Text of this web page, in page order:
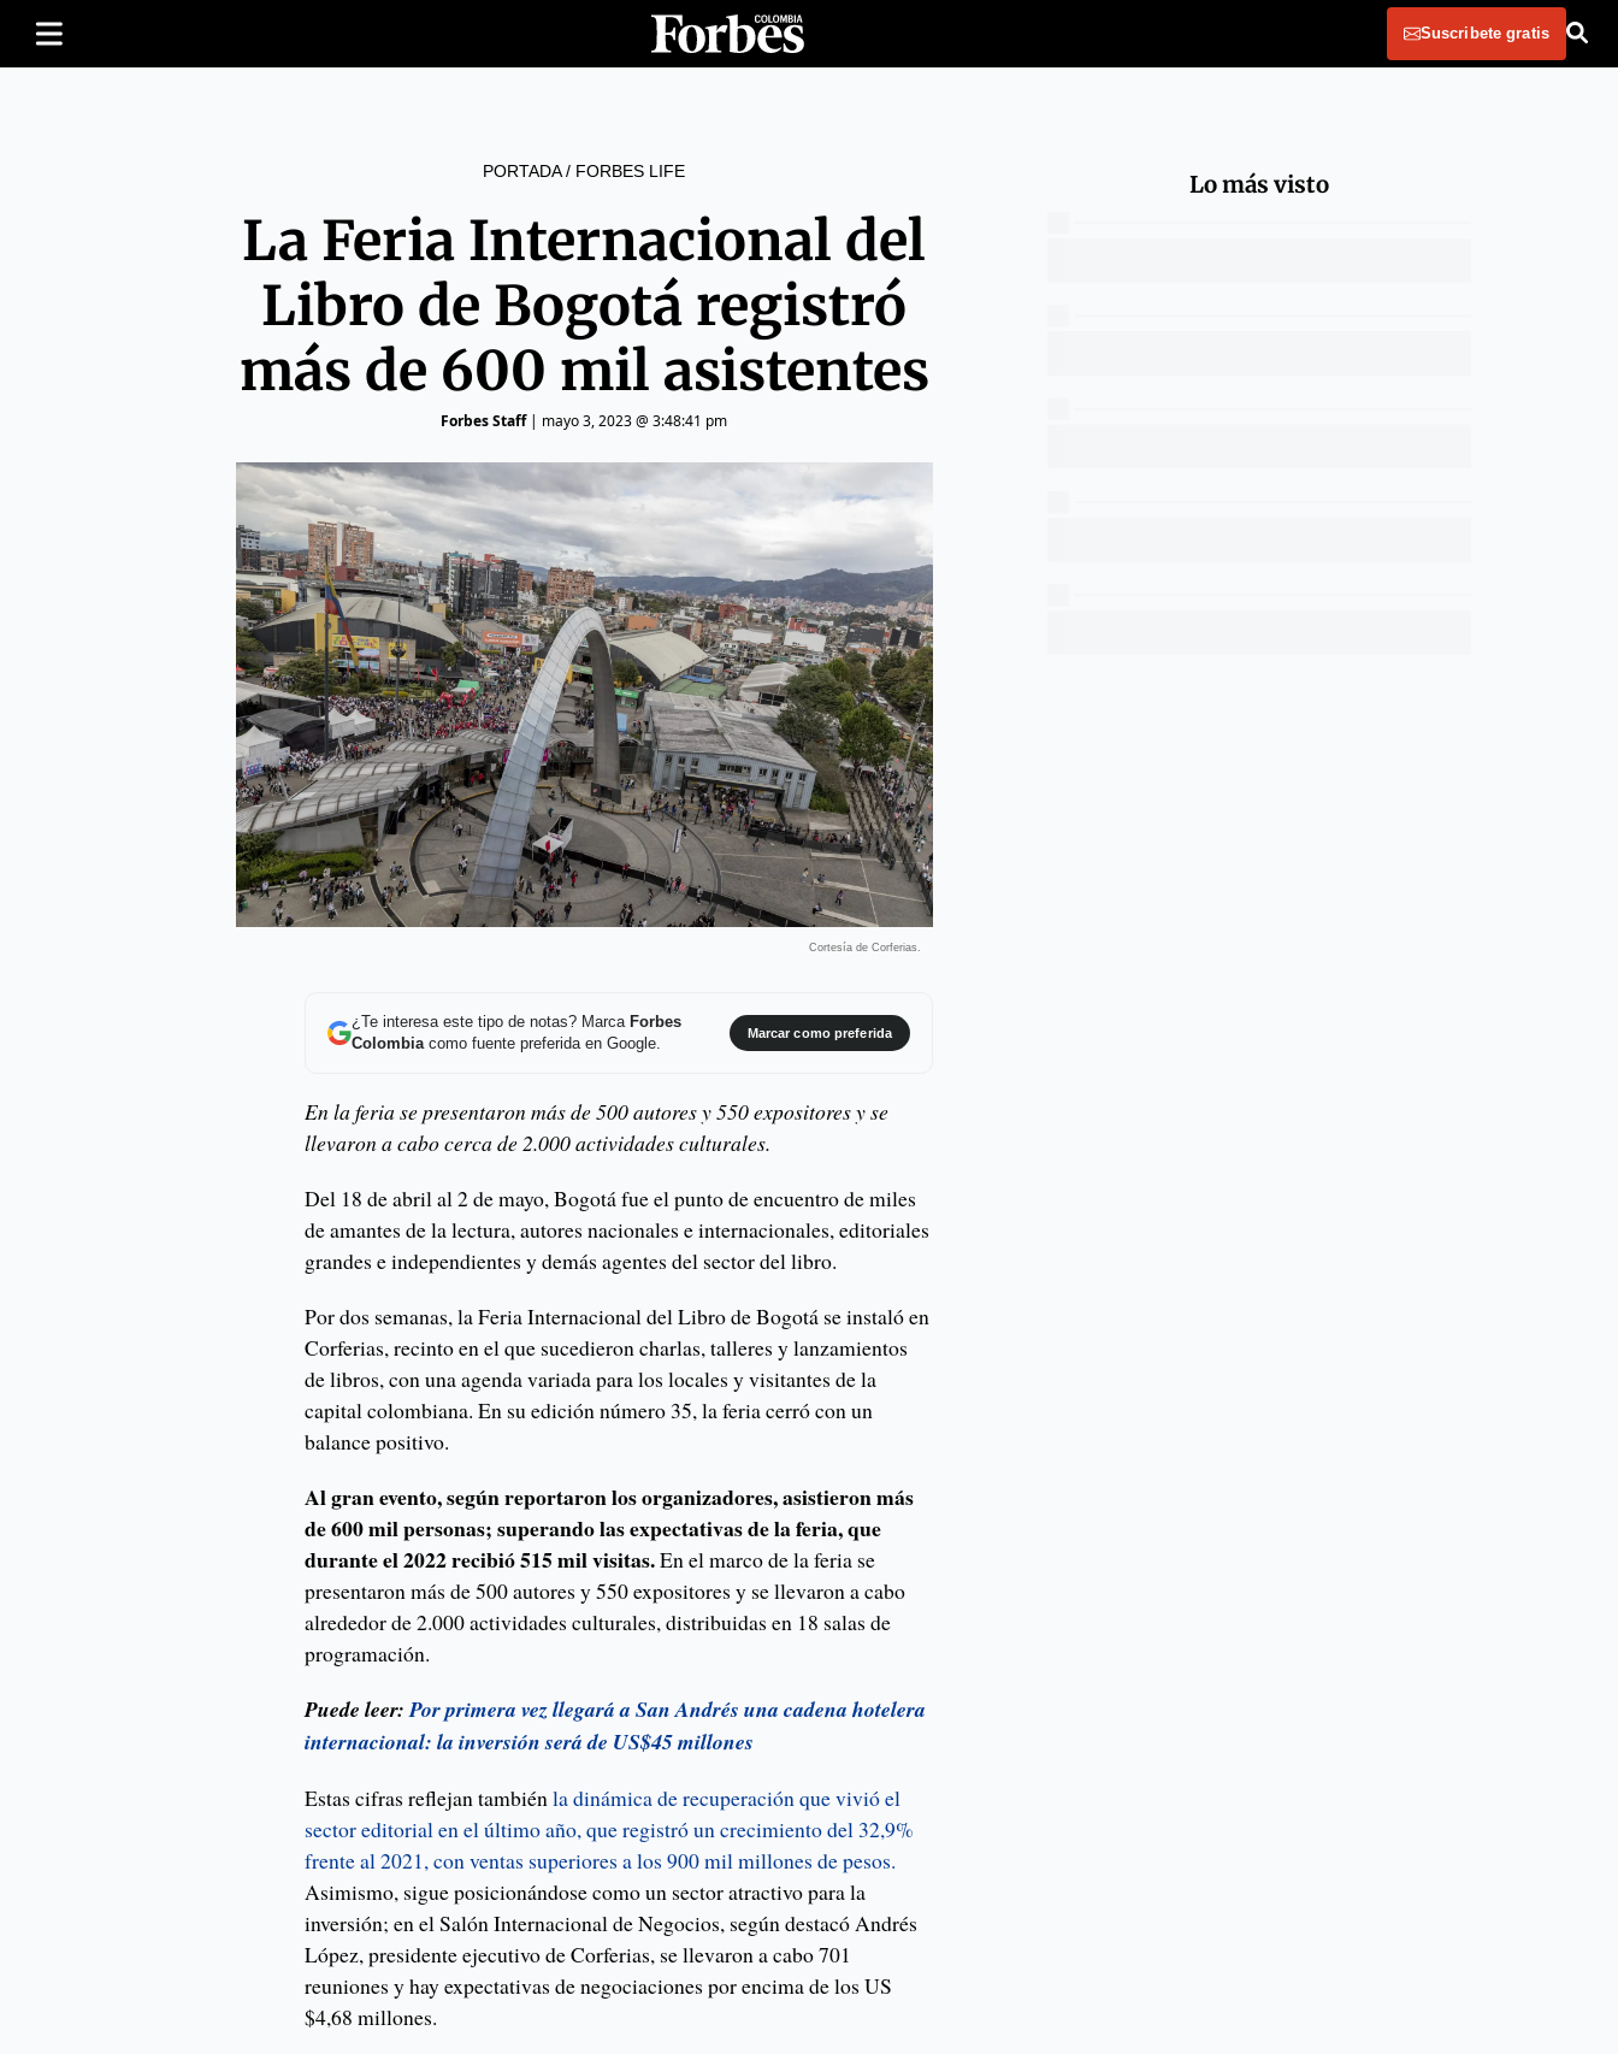
Suscribete gratis
PORTADA/ FORBES LIFE
La Feria Internacional del
Libro de Bogotá registró
más de 600 mil asistentes
Forbes Staff| mayo 3, 2023 @ 3:48:41 pm
Cortesía de Corferias.
¿Te interesa este tipo de notas? Marca Forbes
Colombiacomo fuente preferida en Google.
Marcar como preferida
En la feria se presentaron más de 500 autores y 550 expositores y se
llevaron a cabo cerca de 2.000 actividades culturales.
Del 18 de abril al 2 de mayo, Bogotá fue el punto de encuentro de miles
de amantes de la lectura, autores nacionales e internacionales, editoriales
grandes e independientes y demás agentes del sector del libro.
Por dos semanas, la Feria Internacional del Libro de Bogotá se instaló en
Corferias, recinto en el que sucedieron charlas, talleres y lanzamientos
de libros, con una agenda variada para los locales y visitantes de la
capital colombiana. En su edición número 35, la feria cerró con un
balance positivo.
Al gran evento, según reportaron los organizadores, asistieron más
de 600 mil personas; superando las expectativas de la feria, que
durante el 2022 recibió 515 mil visitas.En el marco de la feria se
presentaron más de 500 autores y 550 expositores y se llevaron a cabo
alrededor de 2.000 actividades culturales, distribuidas en 18 salas de
programación.
Puede leer:Por primera vez llegará a San Andrés una cadena hotelera
internacional: la inversión será de US$45 millones
Estas cifras reflejan tambiénla dinámica de recuperación que vivió el
sector editorial en el último año, que registró un crecimiento del 32,9%
frente al 2021, con ventas superiores a los 900 mil millones de pesos.
Asimismo, sigue posicionándose como un sector atractivo para la
inversión; en el Salón Internacional de Negocios, según destacó Andrés
López, presidente ejecutivo de Corferias, se llevaron a cabo 701
reuniones y hay expectativas de negociaciones por encima de los US
$4,68 millones.
Lo más visto